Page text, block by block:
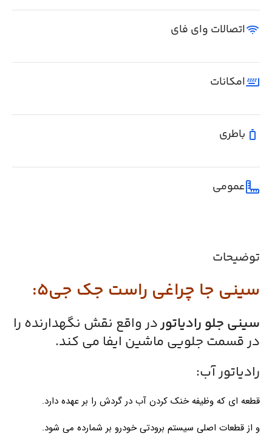
توضیحات
سینی جا چراغی راست جک جی5:
سینی جلو رادیاتوردر واقع نقش نگهدارنده را
در قسمت جلویی ماشین ایفا می کند.
رادیاتور آب:
قطعه ای که وظیفه خنک کردن آب در گردش را بر عهده دارد.
و از قطعات اصلی سیستم برودتی خودرو بر شمارده می شود.
اتصالات وای فای
امکانات
باطری
عمومی